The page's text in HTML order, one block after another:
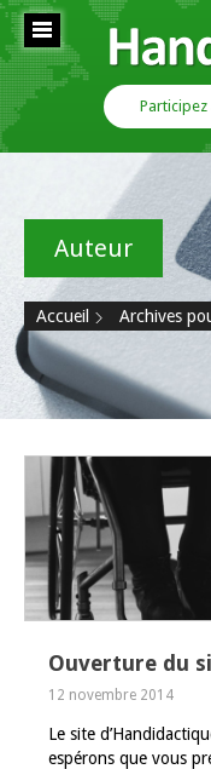
Auteur
Accueil Archives
Ouverture du
12 novembre 2014
Le site
espérons que vous
Cookies management panel